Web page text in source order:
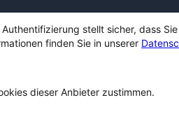
stellt sicher, dass
finden Sie in unserer
dieser Anbieter zustimmen.